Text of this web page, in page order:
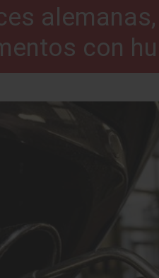
con